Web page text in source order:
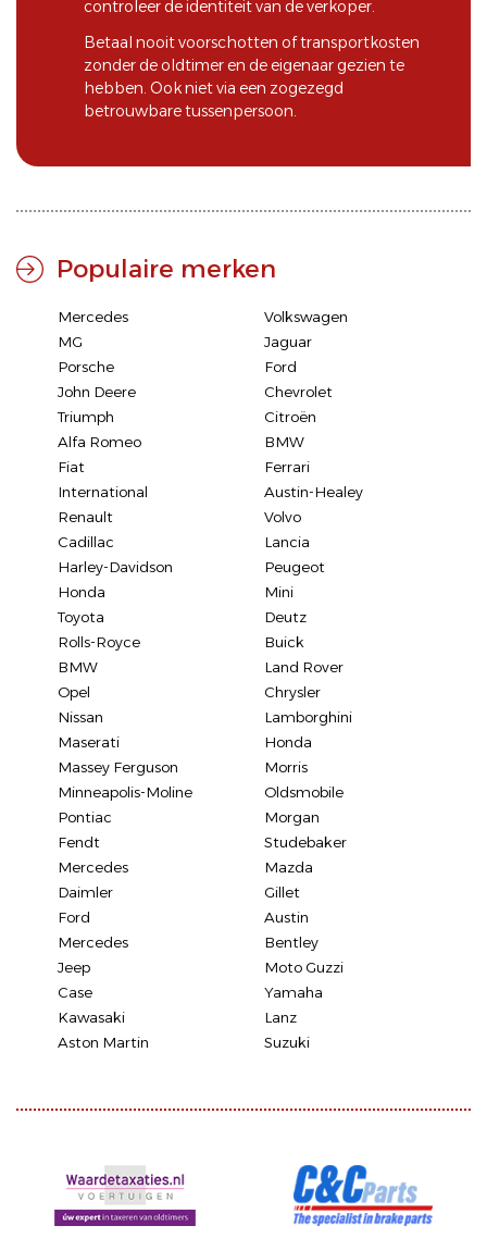
controleer de identiteit van de verkoper.
Betaal nooit voorschotten of transportkosten
zonder de oldtimer en de eigenaar gezien te
hebben. Ook niet via een zogezegd
betrouwbare tussenpersoon.
Populaire merken
Mercedes
Volkswagen
MG
Jaguar
Porsche
Ford
John Deere
Chevrolet
Triumph
Citroën
Alfa Romeo
BMW
Fiat
Ferrari
International
Austin-Healey
Renault
Volvo
Cadillac
Lancia
Harley-Davidson
Peugeot
Honda
Mini
Toyota
Deutz
Rolls-Royce
Buick
BMW
Land Rover
Opel
Chrysler
Nissan
Lamborghini
Maserati
Honda
Massey Ferguson
Morris
Minneapolis-Moline
Oldsmobile
Pontiac
Morgan
Fendt
Studebaker
Mercedes
Mazda
Daimler
Gillet
Ford
Austin
Mercedes
Bentley
Jeep
Moto Guzzi
Case
Yamaha
Kawasaki
Lanz
Aston Martin
Suzuki